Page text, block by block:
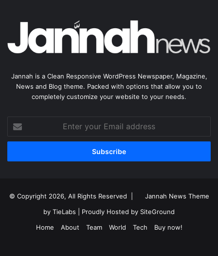
Jannah is a Clean Responsive WordPress Newspaper, Magazine,
News and Blog theme. Packed with options that allow you to
completely customize your website to your needs.
your
Email
© Copyright 2026, All Rights Reserved |
Jannah News Theme
by TieLabs | Proudly Hosted by SiteGround
Home
About Team World Tech Buy now!